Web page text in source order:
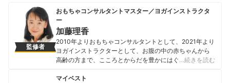
監修者
おもちゃコンサルタントマスター／ヨガインストラクタ
ー
加藤理香
2010年よりおもちゃコンサルタントとして、2021年より
ヨガインストラクターとして、お腹の中の赤ちゃんから
高齢の方まで、こころとからだを豊かにはぐくむ時間を
ぐコミュニケーションツールとして、難病児やきょうだ
…続きを読む
マイベスト